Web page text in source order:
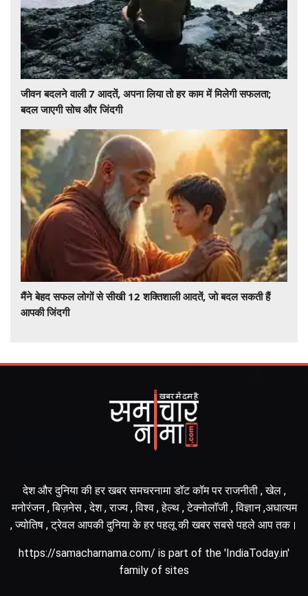
जीवन बदलने वाली 7 आदतें, अपना लिया तो हर काम में मिलेगी सफलता;
बदल जाएगी सोच और जिंदगी
मैंने बेहद सफल लोगों से सीखी 12 शक्तिशाली आदतें, जो बदल सकती हैं
आपकी जिंदगी
देश और दुनिया की हर खबर समचरनामा डॉट कॉम पर राजनीती , खेल ,
मनोरंजन , बिज़नेस , देश , राज्य , विश्व , हेल्थ , टेक्नोलॉजी , विज्ञान ,अधात्यम
, ज्योतिष , ट्रेवल आपकी दुनिया के हर पहलू की खबर सबसे पहले आप तक।
https://samacharnama.com/ is part of the 'IndiaToday.in'
family of sites